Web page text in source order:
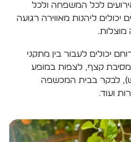
לכל המשפחה ולכל
יכולים ליהנות מאווירה רגועה
מוצלות.
יכולים לעבור בין מתקני
קצף, לצפות במופע
לבקר בבית המכשפה
ועוד.